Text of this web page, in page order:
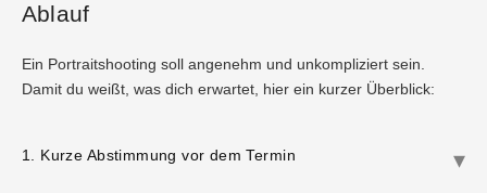
Ablauf
Ein Portraitshooting soll angenehm und unkompliziert sein.
Damit du weißt, was dich erwartet, hier ein kurzer Überblick:
1. Kurze Abstimmung vor dem Termin